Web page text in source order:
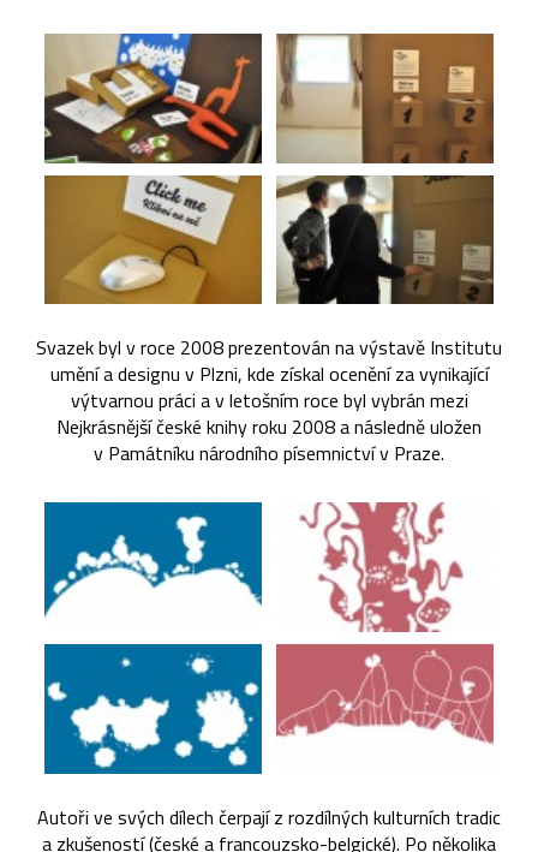
Svazek byl v roce 2008 prezentován na výstavě Institutu
umění a designu v Plzni, kde získal ocenění za vynikající
výtvarnou práci a v letošním roce byl vybrán mezi
Nejkrásnější české knihy roku 2008 a následně uložen
v Památníku národního písemnictví v Praze.
Autoři ve svých dílech čerpají z rozdílných kulturních tradic
a zkušeností (české a francouzsko-belgické). Po několika